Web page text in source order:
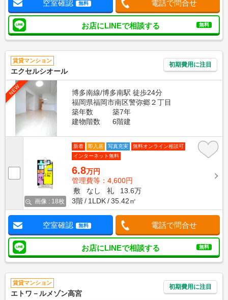
空室確認 無料 電話で問合せ
お店にLINEで相談する 無料
賃貸マンション
エクセルシオール
初期費用に注目
NEW
博多南線/博多南駅 徒歩24分
福岡県福岡市南区警弥郷２丁目
築年数
築7年
建物階数
6階建
画像 : 18枚
新着 即入居 写真充実
無料オンライン相談可
インターネット無料
6.8万円
管理費等：4,600円
敷
なし 礼
13.6万
3階
1LDK 35.42㎡
空室確認 無料 電話で問合せ
お店にLINEで相談する 無料
賃貸マンション
エトワ－ルメゾン高宮
初期費用に注目